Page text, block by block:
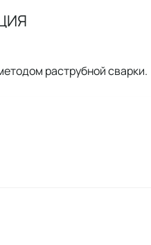
раструбной сварки.